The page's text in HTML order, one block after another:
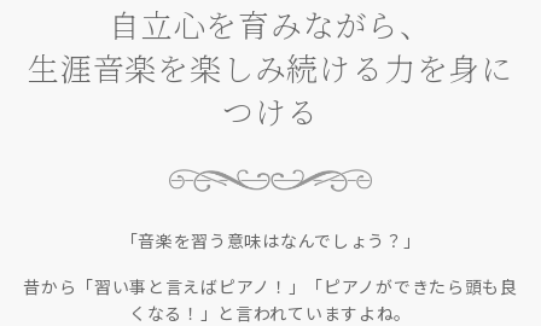
自立心を育みながら、
生涯音楽を楽しみ続ける力を身に
つける
「音楽を習う意味はなんでしょう？」
昔から「習い事と言えばピアノ！」「ピアノができたら頭も良
くなる！」と言われていますよね。